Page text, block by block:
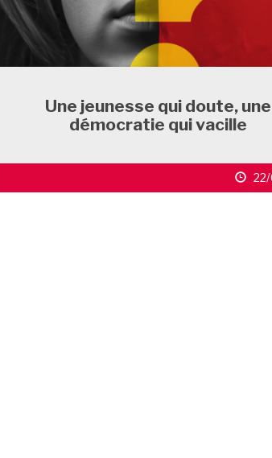
Une jeunesse qui doute, une
démocratie qui vacille